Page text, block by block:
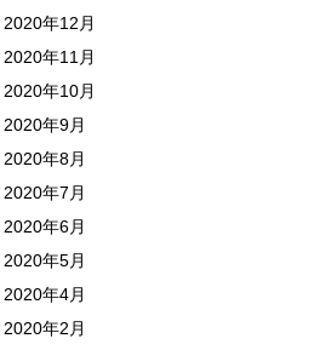
2020年12月
2020年11月
2020年10月
2020年9月
2020年8月
2020年7月
2020年6月
2020年5月
2020年4月
2020年2月